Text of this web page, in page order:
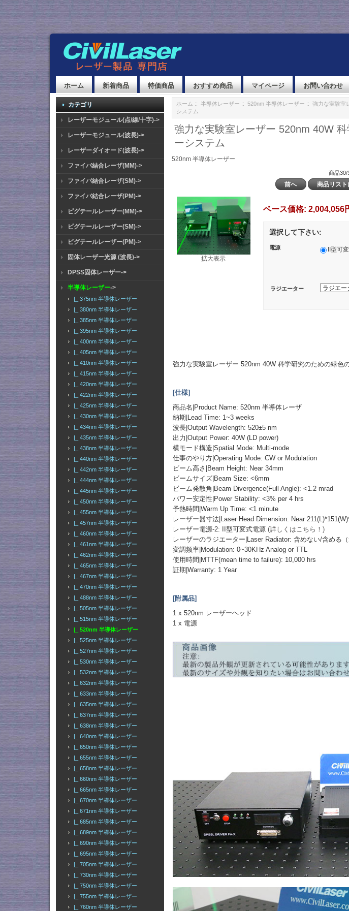
ホーム 新着商品 特価商品 おすすめ商品 マイページ お問い合わせ
カテゴリ
レーザーモジュール(点/線/十字)->
レーザーモジュール(波長)->
レーザーダイオード(波長)->
ファイバ結合レーザ(MM)->
ファイバ結合レーザ(SM)->
ファイバ結合レーザ(PM)->
ピグテールレーザー(MM)->
ピグテールレーザー(SM)->
ピグテールレーザー(PM)->
固体レーザー光源 (波長)->
DPSS固体レーザー->
半導体レーザー->
|_ 375nm 半導体レーザー
|_ 380nm 半導体レーザー
|_ 385nm 半導体レーザー
|_ 395nm 半導体レーザー
|_ 400nm 半導体レーザー
|_ 405nm 半導体レーザー
|_ 410nm 半導体レーザー
|_ 415nm 半導体レーザー
|_ 420nm 半導体レーザー
|_ 422nm 半導体レーザー
|_ 425nm 半導体レーザー
|_ 430nm 半導体レーザー
|_ 434nm 半導体レーザー
|_ 435nm 半導体レーザー
|_ 438nm 半導体レーザー
|_ 440nm 半導体レーザー
|_ 442nm 半導体レーザー
|_ 444nm 半導体レーザー
|_ 445nm 半導体レーザー
|_ 450nm 半導体レーザー
|_ 455nm 半導体レーザー
|_ 457nm 半導体レーザー
|_ 460nm 半導体レーザー
|_ 461nm 半導体レーザー
|_ 462nm 半導体レーザー
|_ 465nm 半導体レーザー
|_ 467nm 半導体レーザー
|_ 470nm 半導体レーザー
|_ 488nm 半導体レーザー
|_ 505nm 半導体レーザー
|_ 515nm 半導体レーザー
|_ 520nm 半導体レーザー
|_ 525nm 半導体レーザー
|_ 527nm 半導体レーザー
|_ 530nm 半導体レーザー
|_ 532nm 半導体レーザー
|_ 632nm 半導体レーザー
|_ 633nm 半導体レーザー
|_ 635nm 半導体レーザー
|_ 637nm 半導体レーザー
|_ 638nm 半導体レーザー
|_ 640nm 半導体レーザー
|_ 650nm 半導体レーザー
|_ 655nm 半導体レーザー
|_ 658nm 半導体レーザー
|_ 660nm 半導体レーザー
|_ 665nm 半導体レーザー
|_ 670nm 半導体レーザー
|_ 671nm 半導体レーザー
|_ 685nm 半導体レーザー
|_ 689nm 半導体レーザー
|_ 690nm 半導体レーザー
|_ 695nm 半導体レーザー
|_ 705nm 半導体レーザー
|_ 730nm 半導体レーザー
|_ 750nm 半導体レーザー
|_ 755nm 半導体レーザー
|_ 760nm 半導体レーザー
ホーム :: 半導体レーザー :: 520nm 半導体レーザー :: 強力な実験室
システム
強力な実験室レーザー 520nm 40W
ーシステム
520nm 半導体レーザー
商品30/
前へ 商品リスト
拡大表示
ベース価格: 2,004,056
選択して下さい:
電源 II型可
ラジエーター
強力な実験室レーザー 520nm 40W 科学研究のための緑色
[仕様]
商品名|Product Name: 520nm 半導体レーザ
納期|Lead Time: 1~3 weeks
波長|Output Wavelength: 520±5 nm
出力|Output Power: 40W (LD power)
横モード構造|Spatial Mode: Multi-mode
仕事のやり方|Operating Mode: CW or Modulation
ビーム高さ|Beam Height: Near 34mm
ビームサイズ|Beam Size: <6mm
ビーム発散角|Beam Divergence(Full Angle): <1.2 mrad
パワー安定性|Power Stability: <3% per 4 hrs
予熱時間|Warm Up Time: <1 minute
レーザー器寸法|Laser Head Dimension: Near
レーザー電源-2: II型可変式電源(詳しくはこちら！)
レーザーのラジエーター|Laser Radiator: 含めない/含める
変調频率|Modulation: 0~30KHz Analog or TTL
使用時間|MTTF(mean time to failure): 10,000 hrs
証期|Warranty: 1 Year
[附属品]
1 x 520nm レーザーヘッド
1 x 電源